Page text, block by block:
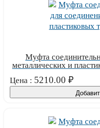
Муфта
металлических и
Цена : 5210.00 ₽